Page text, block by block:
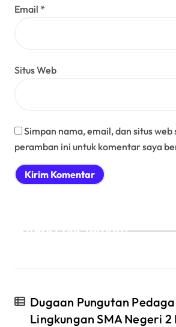
Email *
Situs Web
Simpan nama, email, dan situs web
peramban ini untuk komentar saya
Post rilis terbaru :
Dugaan Pungutan
Lingkungan SMA Negeri 2